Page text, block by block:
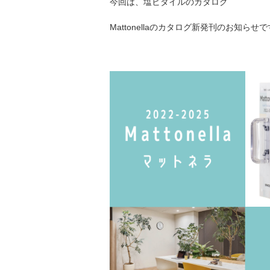
Mattonellaのカタログ新発刊のお知らせで